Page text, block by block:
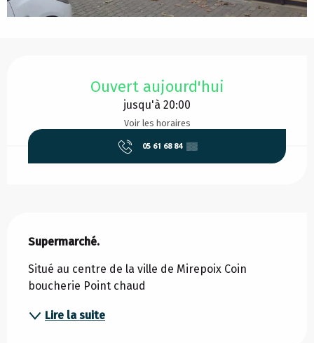
Ouvert aujourd'hui
jusqu'à 20:00
Voir les horaires
05 61 68 84 ▒▒
Supermarché.
Situé au centre de la ville de Mirepoix Coin
boucherie Point chaud
Lire la suite